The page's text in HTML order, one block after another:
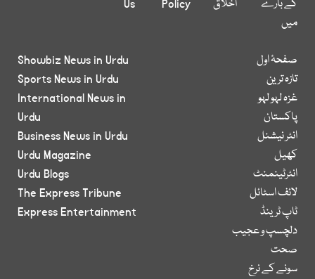
کے بارے
میں
اخلاق
Policy
Us
صفحۂ اول
تازہ ترین
غزہ لہو لہو
پاکستان
انٹر نیشنل
کھیل
انٹرٹینمنٹ
لائف اسٹائل
ٹاپ ٹرینڈ
دلچسپ و عجیب
صحت
سونے کے نرخ
Showbiz News in Urdu
Sports News in Urdu
International News in
Urdu
Business News in Urdu
Urdu Magazine
Urdu Blogs
The Express Tribune
Express Entertainment